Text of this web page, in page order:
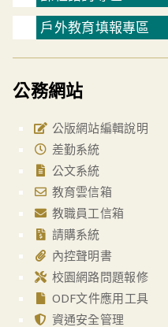
戶外教育填報專區
公務網站
公版網站編輯說明
差勤系統
公文系統
教育雲信箱
教職員工信箱
請購系統
內控聲明書
校園網路問題報修
ODF文件應用工具
資通安全管理